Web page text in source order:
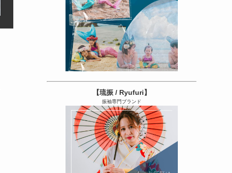
【琉振 / Ryufuri】
振袖専門ブランド